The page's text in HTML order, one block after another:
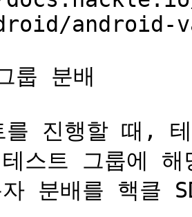
android-
룹 분배
를 진행할 때,
스트 그룹에
분배를 핵클